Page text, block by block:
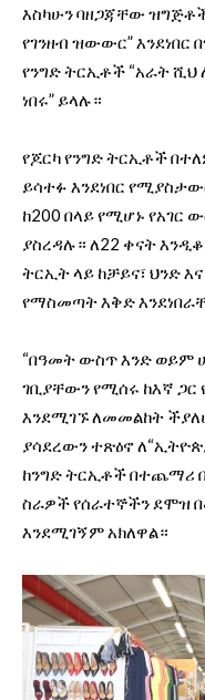
እስካሁን ባዘጋጃቸው
የገንዘብ ዝውውር” እንደነበር
የንግድ ትርኢቶች “አራት ሺህ
ነበሩ” ይላሉ።
የጆርካ የንግድ ትርኢቶች
ይሳተፉ እንደነበር
ከ200 በላይ የሚሆኑ የአገር
ያስረዳሉ። ለ22 ቀናት
ትርኢት ላይ ከቻይና፣ ህንድ
የማስመጣት እቅድ
“በዓመት ውስጥ እንድ ወይም
ገቢያቸውን የሚሰሩ ከእኛ
እንደሚገኙ ለመመልከት
ያሳደረውን ተጽዕኖ
ከንግድ ትርኢቶች በተጨማሪ
ስራዎች የሰራተኞችን ደሞዝ
እንደሚገኝም አክለዋል።